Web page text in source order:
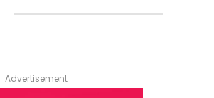
Advertisement